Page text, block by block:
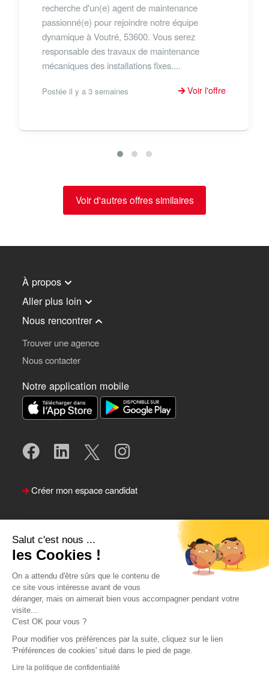
Salut c'est nous ...
les Cookies !
On a attendu d'être sûrs que le contenu de
ce site vous intéresse avant de vous
déranger, mais on aimerait bien vous accompagner pendant votre
visite...
C'est OK pour vous ?
Pour modifier vos préférences par la suite, cliquez sur le lien
'Préférences de cookies' situé dans le pied de page.
Lire la politique de confidentialité
recherche d'un(e) agent de maintenance
passionné(e) pour rejoindre notre équipe
dynamique à Voutré, 53600. Vous serez
responsable des travaux de maintenance
mécaniques des installations fixes....
Postée il y a 3 semaines Voir l'offre
Voir d'autres offres similaires
À propos
Aller plus loin
Nous rencontrer
Trouver une agence
Nous contacter
Notre application mobile
Créer mon espace candidat